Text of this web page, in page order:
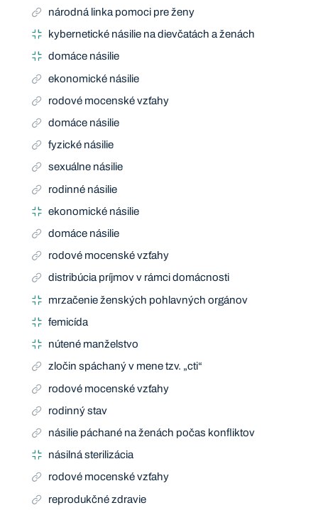
národná linka pomoci pre ženy
kybernetické násilie na dievčatách a ženách
domáce násilie
ekonomické násilie
rodové mocenské vzťahy
domáce násilie
fyzické násilie
sexuálne násilie
rodinné násilie
ekonomické násilie
domáce násilie
rodové mocenské vzťahy
distribúcia príjmov v rámci domácnosti
mrzačenie ženských pohlavných orgánov
femicída
nútené manželstvo
zločin spáchaný v mene tzv. „cti“
rodové mocenské vzťahy
rodinný stav
násilie páchané na ženách počas konfliktov
násilná sterilizácia
rodové mocenské vzťahy
reprodukčné zdravie